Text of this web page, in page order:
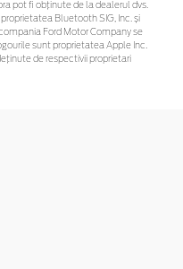
pot fi obținute de la dealerul dvs.
Bluetooth SIG, Inc. și
Ford Motor Company se
sunt proprietatea Apple Inc.
de respectivii proprietari